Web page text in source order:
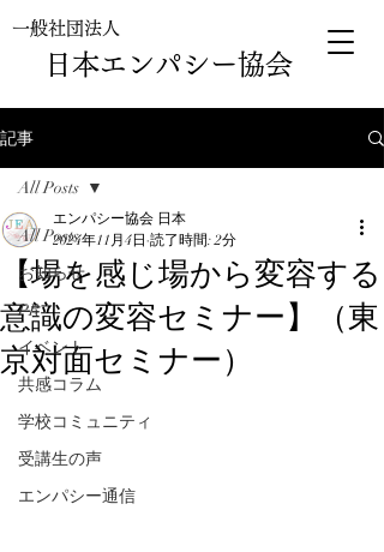
日本エンパシー協会
一般社団法人
記事
All Posts
お知らせ
PR
イベント
共感コラム
学校コミュニティ
受講生の声
エンパシー通信
All Posts
【場を感じ場から変容する
意識の変容セミナー】（東
京対面セミナー）
エンパシー協会 日本
2024年11月4日 読了時間: 2分